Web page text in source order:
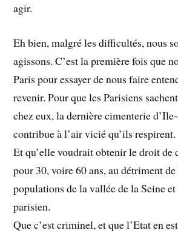
agir.
Eh bien, malgré les difficultés, nous
agissons. C’est la première fois que
Paris pour essayer de nous faire
revenir. Pour que les Parisiens
chez eux, la dernière cimenterie
contribue à l’air vicié qu’ils respirent.
Et qu’elle voudrait obtenir le droit de
pour 30, voire 60 ans, au détriment de
populations de la vallée de la Seine et
parisien.
Que c’est criminel, et que l’Etat en